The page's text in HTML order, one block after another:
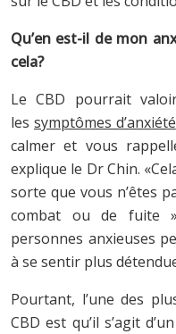
Qu’en est-il de mon
cela?
Le CBD pourrait
les symptômes d’anxiété
calmer et vous
explique le Dr Chin.
sorte que vous n’êtes
combat ou de fuite
personnes anxieuses
à se sentir plus
Pourtant, l’une des
CBD est qu’il s’agit